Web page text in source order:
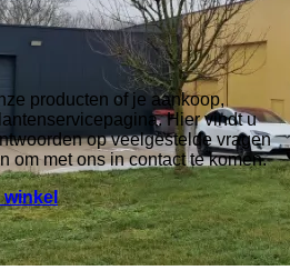
producten of je aankoop,
Hier vindt u
op veelgestelde vragen
om met ons in contact te komen.
winkel